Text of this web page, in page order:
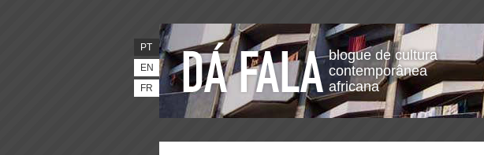
blogue de cultura
contemporânea
africana
PT
EN
FR